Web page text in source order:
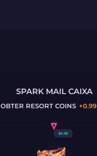
SPARK MAIL CAIXA
OBTER RESORT COINS +0.99
$4.96